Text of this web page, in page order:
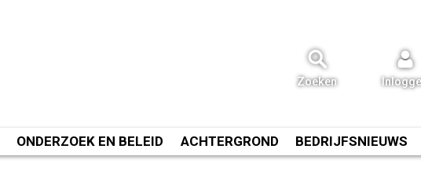
Zoeken
ONDERZOEK EN BELEID ACHTERGROND BEDRIJFSNIEUWS